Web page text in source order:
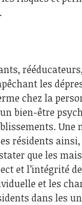
les
chez la
bien-être
Une
résidents
que les
et l’intégrité
et les
dans les